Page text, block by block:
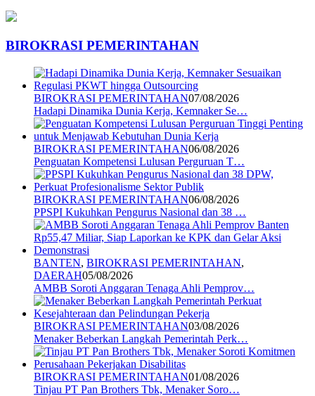
BIROKRASI PEMERINTAHAN
BIROKRASI PEMERINTAHAN07/08/2026
Hadapi Dinamika Dunia Kerja, Kemnaker Se…
BIROKRASI PEMERINTAHAN06/08/2026
Penguatan Kompetensi Lulusan Perguruan T…
BIROKRASI PEMERINTAHAN06/08/2026
PPSPI Kukuhkan Pengurus Nasional dan 38 …
BANTEN, BIROKRASI PEMERINTAHAN,
DAERAH05/08/2026
AMBB Soroti Anggaran Tenaga Ahli Pemprov…
BIROKRASI PEMERINTAHAN03/08/2026
Menaker Beberkan Langkah Pemerintah Perk…
BIROKRASI PEMERINTAHAN01/08/2026
Tinjau PT Pan Brothers Tbk, Menaker Soro…